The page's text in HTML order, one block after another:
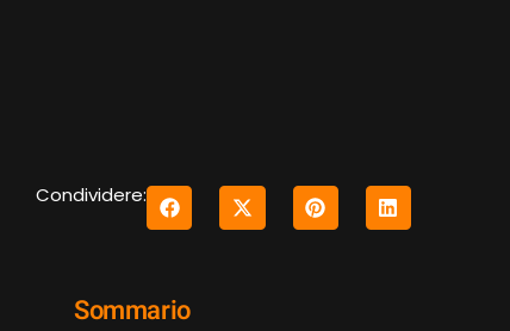
Condividere:
Sommario